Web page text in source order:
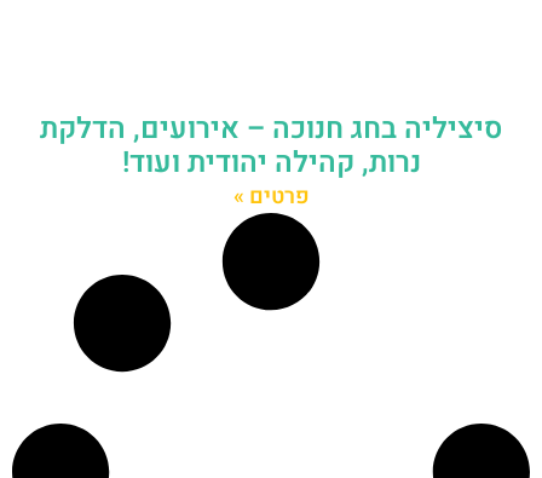
סיציליה בחג חנוכה – אירועים, הדלקת
נרות, קהילה יהודית ועוד!
פרטים »